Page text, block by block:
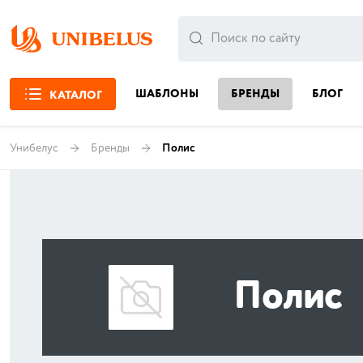
КАТАЛОГ ШАБЛОНЫ БРЕНДЫ БЛОГ
Унибелус Бренды Полис
Полис